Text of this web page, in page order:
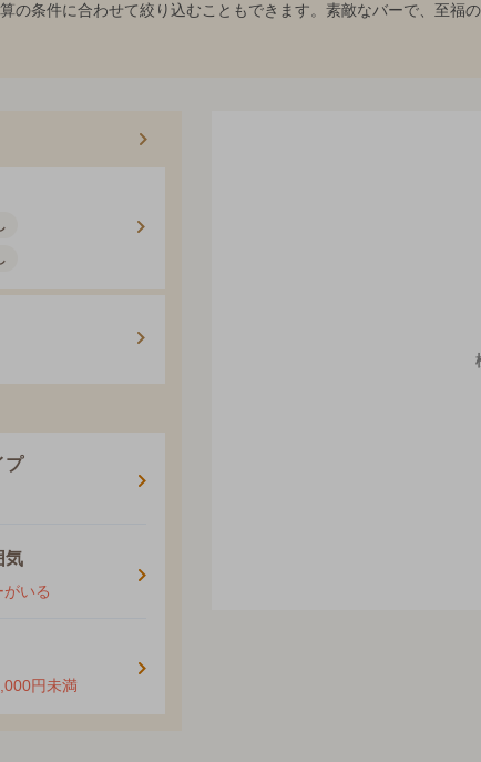
の条件に合わせて絞り込むこともできます。素敵なバーで、至福
プ
気
いる
円未満